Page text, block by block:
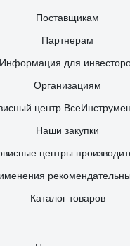
Поставщикам
Партнерам
Информация для
Организациям
центр
Наши закупки
центры
Каталог товаров